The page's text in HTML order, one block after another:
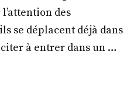
des
se déplacent déjà dans
à entrer dans un …